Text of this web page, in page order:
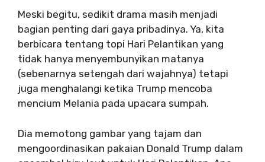
Meski begitu, sedikit drama masih menjadi
bagian penting dari gaya pribadinya. Ya, kita
berbicara tentang topi Hari Pelantikan yang
tidak hanya menyembunyikan matanya
(sebenarnya setengah dari wajahnya) tetapi
juga menghalangi ketika Trump mencoba
mencium Melania pada upacara sumpah.
Dia memotong gambar yang tajam dan
mengoordinasikan pakaian Donald Trump dalam